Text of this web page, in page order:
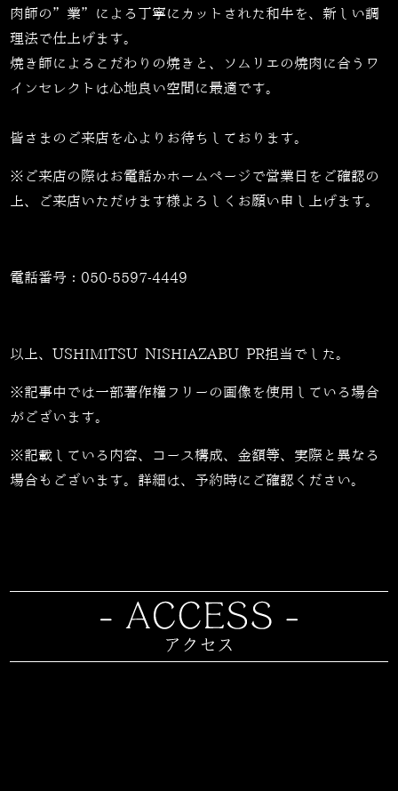
肉師の”業”による丁寧にカットされた和牛を、新しい調
理法で仕上げます。
焼き師によるこだわりの焼きと、ソムリエの焼肉に合うワ
インセレクトは心地良い空間に最適です。
皆さまのご来店を心よりお待ちしております。
※ご来店の際はお電話かホームページで営業日をご確認の
上、ご来店いただけます様よろしくお願い申し上げます。
電話番号： 050-5597-4449
以上、USHIMITSU NISHIAZABU PR担当でした。
※記事中では一部著作権フリーの画像を使用している場合
がございます。
※記載している内容、コース構成、金額等、実際と異なる
場合もございます。詳細は、予約時にご確認ください。